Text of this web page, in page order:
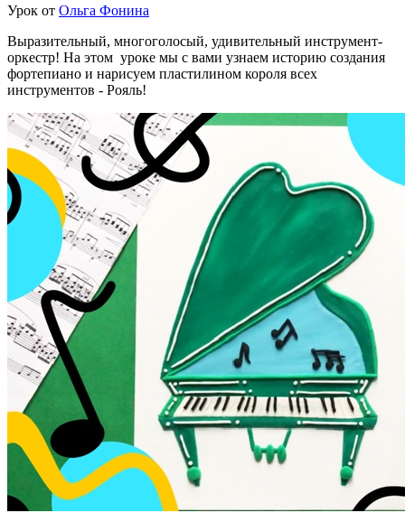
Урок от Ольга Фонина
Выразительный, многоголосый, удивительный инструмент-
оркестр! На этом уроке мы с вами узнаем историю создания
фортепиано и нарисуем пластилином короля всех
инструментов - Рояль!